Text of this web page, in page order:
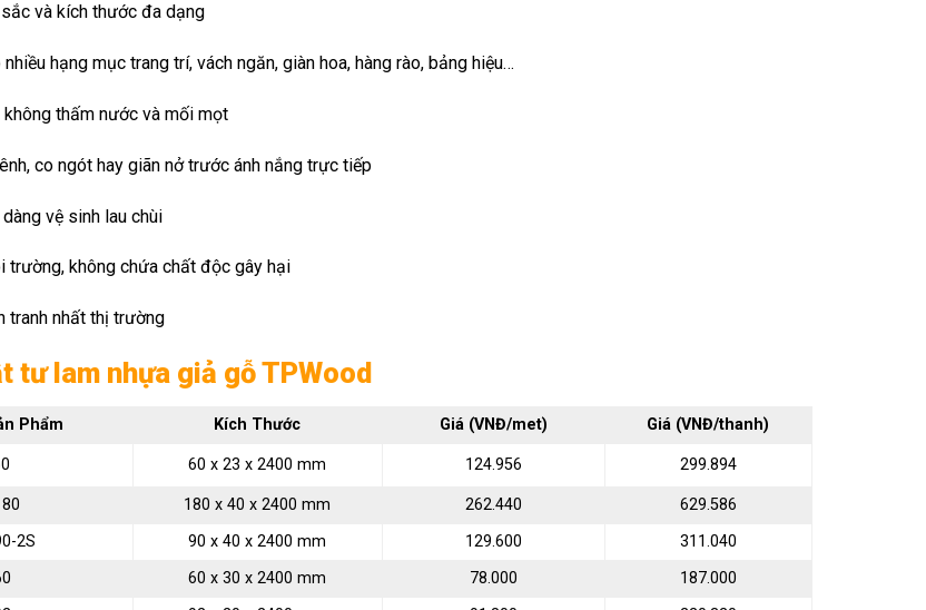
sắc và kích thước đa dạng
hạng mục trang trí, vách ngăn, giàn hoa, hàng rào, bảng hiệu…
thấm nước và mối mọt
co ngót hay giãn nở trước ánh nắng trực tiếp
vệ sinh lau chùi
trường, không chứa chất độc gây hại
tranh nhất thị trường
tư lam nhựa giả gỗ TPWood
Phẩm Kích Thước Giá (VNĐ/met) Giá (VNĐ/thanh)
60 x 23 x 2400 mm 124.956 299.894
180 x 40 x 2400 mm 262.440
629.586
2S
90 x 40 x 2400 mm 129.600
311.040
60 x 30 x 2400 mm 78.000
187.000